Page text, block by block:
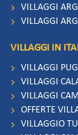
VILLAGGI
VILLAGGI
VILLAGGI IN
VILLAGGI
VILLAGGI
VILLAGGI
OFFERTE
VILLAGGIO